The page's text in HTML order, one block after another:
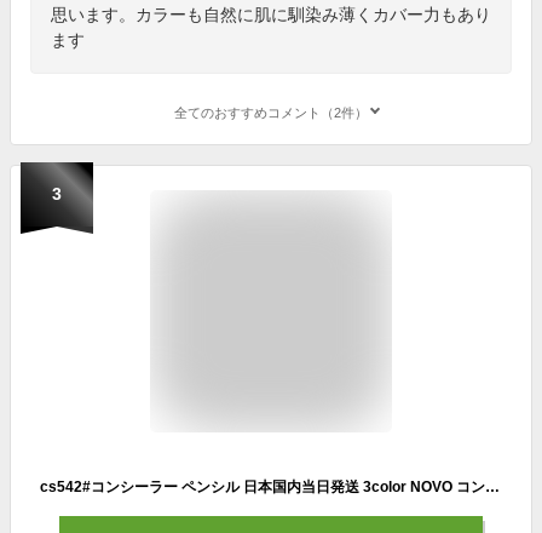
思います。カラーも自然に肌に馴染み薄くカバー力もあり
ます
全てのおすすめコメント（2件）
3
cs542#コンシーラー ペンシル 日本国内当日発送 3color NOVO コンシーラー シミ消し 毛穴隠し ノヴォ ファンデーション 化粧品 ニキビ跡 カバー力 ベースメイク 韓国コスメ 防水 プチプラコスメ